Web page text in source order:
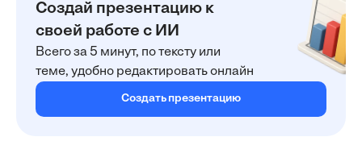
Создай презентацию к
своей работе с ИИ
Всего за 5 минут, по тексту или
теме, удобно редактировать онлайн
Создать презентацию